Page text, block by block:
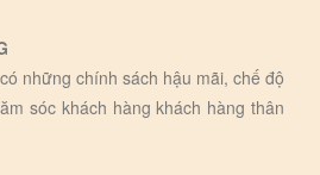
những chính sách hậu mãi, chế độ
sóc khách hàng khách hàng thân